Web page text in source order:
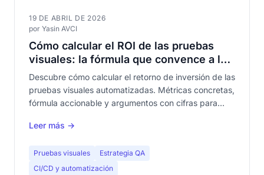
19 DE ABRIL DE 2026
por Yasin AVCI
Cómo calcular el ROI de las pruebas
visuales: la fórmula que convence a los
directivos
Descubre cómo calcular el retorno de inversión de las
pruebas visuales automatizadas. Métricas concretas,
fórmula accionable y argumentos con cifras para
Leer más →
Pruebas visuales
Estrategia QA
CI/CD y automatización